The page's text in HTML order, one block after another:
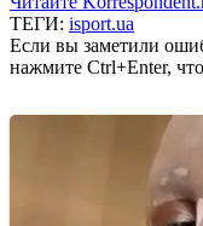
ТЕГИ: isport.ua
Если вы заметили
нажмите Ctrl+Enter,